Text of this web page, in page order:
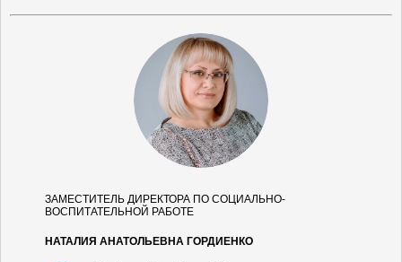
ЗАМЕСТИТЕЛЬ ДИРЕКТОРА ПО СОЦИАЛЬНО-
ВОСПИТАТЕЛЬНОЙ РАБОТЕ
НАТАЛИЯ АНАТОЛЬЕВНА ГОРДИЕНКО